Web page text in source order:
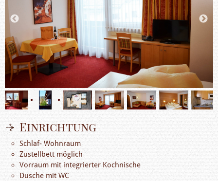
Einrichtung
Schlaf- Wohnraum
Zustellbett möglich
Vorraum mit integrierter Kochnische
Dusche mit WC